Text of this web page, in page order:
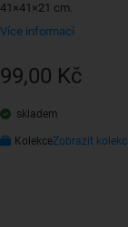
41×41×21 cm.
Více informací
99,00 Kč
skladem
KolekceZobrazit kolekci